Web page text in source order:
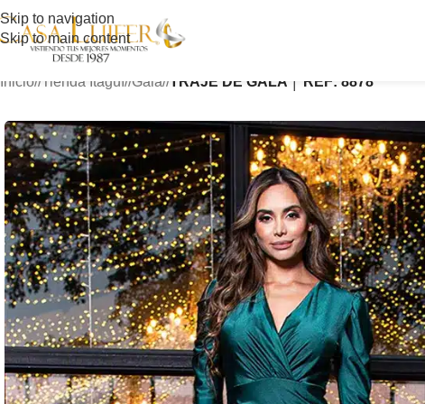
Skip to navigation
Skip to main content
Inicio/ Tienda Itagüí/ Gala/ TRAJE DE GALA │ REF: 8878